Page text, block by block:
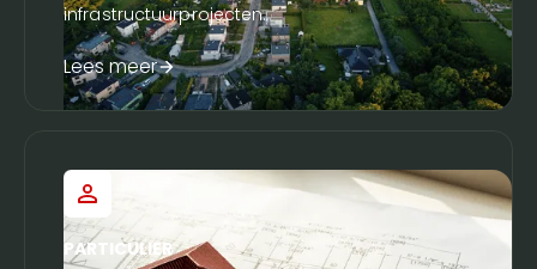
infrastructuurprojecten.
Lees meer
PARTICULIER